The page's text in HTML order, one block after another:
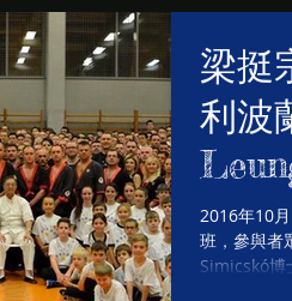
龍江的學員
梁挺
利波
2016年10
班，參與者
Simicskó博